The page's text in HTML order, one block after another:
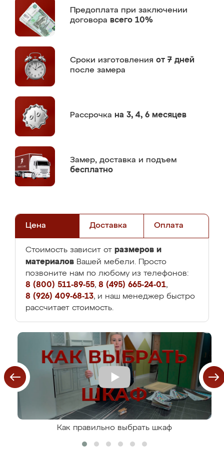
Предоплата при заключении
договора всего 10%
Сроки изготовления от 7 дней
после замера
Рассрочка на 3, 4, 6 месяцев
Замер, доставка и подъем
бесплатно
Цена Доставка Оплата
Стоимость зависит от размеров и
материалов Вашей мебели. Просто
позвоните нам по любому из телефонов:
8 (800) 511-89-55, 8 (495) 665-24-01,
8 (926) 409-68-13, и наш менеджер быстро
рассчитает стоимость.
Как правильно выбрать шкаф